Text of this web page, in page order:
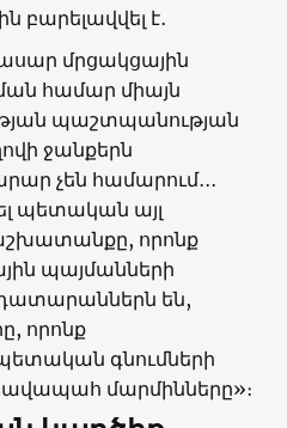
է․
մրցակցային
համար միայն
պաշտպանության
ջանքերն
չեն համարում․․․
պետական այլ
որոնք
պայմանների
են,
որոնք
գնումների
մարմինները»։